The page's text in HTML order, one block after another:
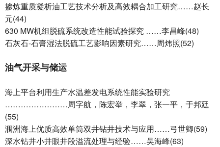
掺炼重质凝析油工艺技术分析及高效耦合加工研究……赵长
元(44)
630 MW机组脱硫系统改造性能试验探究 ……李昌峰(48)
石灰石-石膏湿法脱硫工艺影响因素研究……周炜照(52)
油气开采与储运
海上平台利用生产水温差发电系统性能实验研究
……………………周字航，陈宏举，李翠，张一平，于邦廷
(55)
涠洲海上优质高效单筒双井钻井技术与应用……弓世卿(59)
深水钻井小井眼井段溢流处理与经验……吴海峰(63)